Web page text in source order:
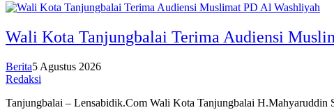
Wali Kota Tanjungbalai Terima Audiensi
Berita5 Agustus 2026
Redaksi
Tanjungbalai – Lensabidik.Com Wali Kota Tanjungbalai